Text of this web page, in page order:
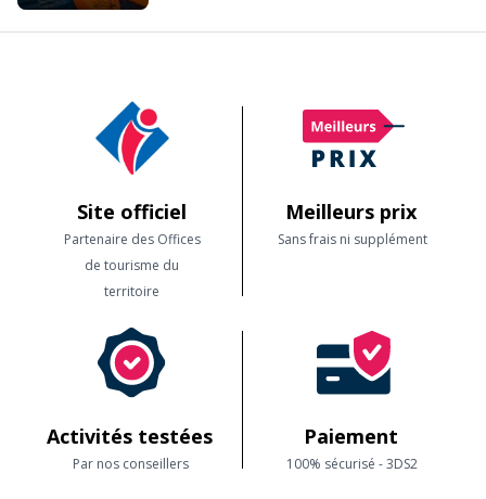
Site officiel
Partenaire des Offices
de tourisme du
territoire
Meilleurs prix
Sans frais ni supplément
Activités testées
Par nos conseillers
Paiement
100% sécurisé - 3DS2